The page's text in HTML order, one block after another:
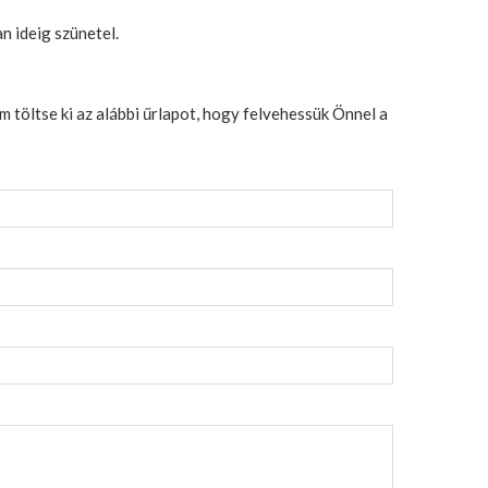
ideig szünetel.
töltse ki az alábbi űrlapot, hogy felvehessük Önnel a